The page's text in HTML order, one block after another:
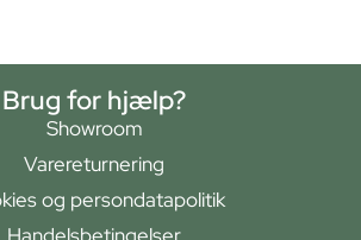
Brug for hjælp?
Showroom
Varereturnering
og persondatapolitik